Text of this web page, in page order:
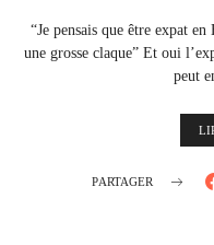
“Je pensais que être expat
une grosse claque” Et oui
peut
PARTAGER